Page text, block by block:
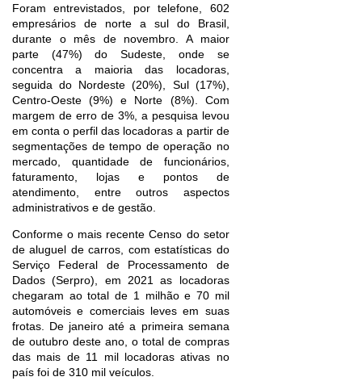
Foram entrevistados, por telefone, 602
empresários de norte a sul do Brasil,
durante o mês de novembro. A maior
parte (47%) do Sudeste, onde se
concentra a maioria das locadoras,
seguida do Nordeste (20%), Sul (17%),
Centro-Oeste (9%) e Norte (8%). Com
margem de erro de 3%, a pesquisa levou
em conta o perfil das locadoras a partir de
segmentações de tempo de operação no
mercado, quantidade de funcionários,
faturamento, lojas e pontos de
atendimento, entre outros aspectos
administrativos e de gestão.
Conforme o mais recente Censo do setor
de aluguel de carros, com estatísticas do
Serviço Federal de Processamento de
Dados (Serpro), em 2021 as locadoras
chegaram ao total de 1 milhão e 70 mil
automóveis e comerciais leves em suas
frotas. De janeiro até a primeira semana
de outubro deste ano, o total de compras
das mais de 11 mil locadoras ativas no
país foi de 310 mil veículos.